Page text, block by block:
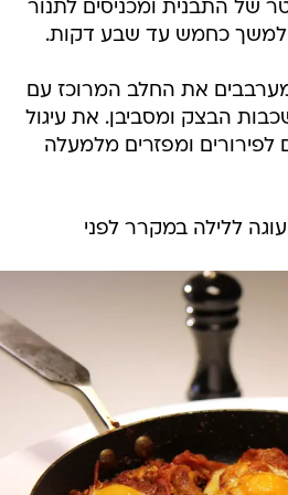
בקוטר של התבנית ומכניסים לתנור
את החלב המרוכז עם
הבצק ומסביבן. את עיגול
ומפזרים מלמעלה
ללילה במקרר לפני